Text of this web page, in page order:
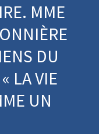
MME
DU
LA VIE
UN